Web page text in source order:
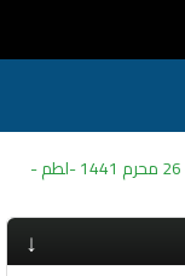
ليلة 26 محرم 1441 -لطم -
↓